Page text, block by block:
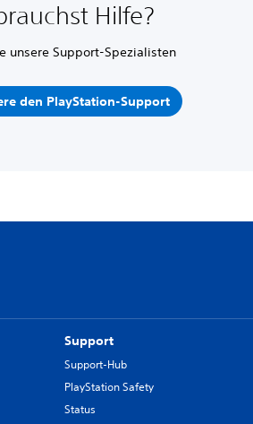
Hilfe?
unsere Support-Spezialisten
den PlayStation-Support
Support
Support-Hub
PlayStation Safety
Status